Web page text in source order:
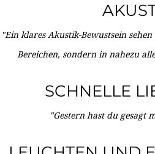
"Ein klares Akustik-Bewustsein
Bereichen, sondern in nahezu
SCHNELLE
"Gestern hast du gesagt